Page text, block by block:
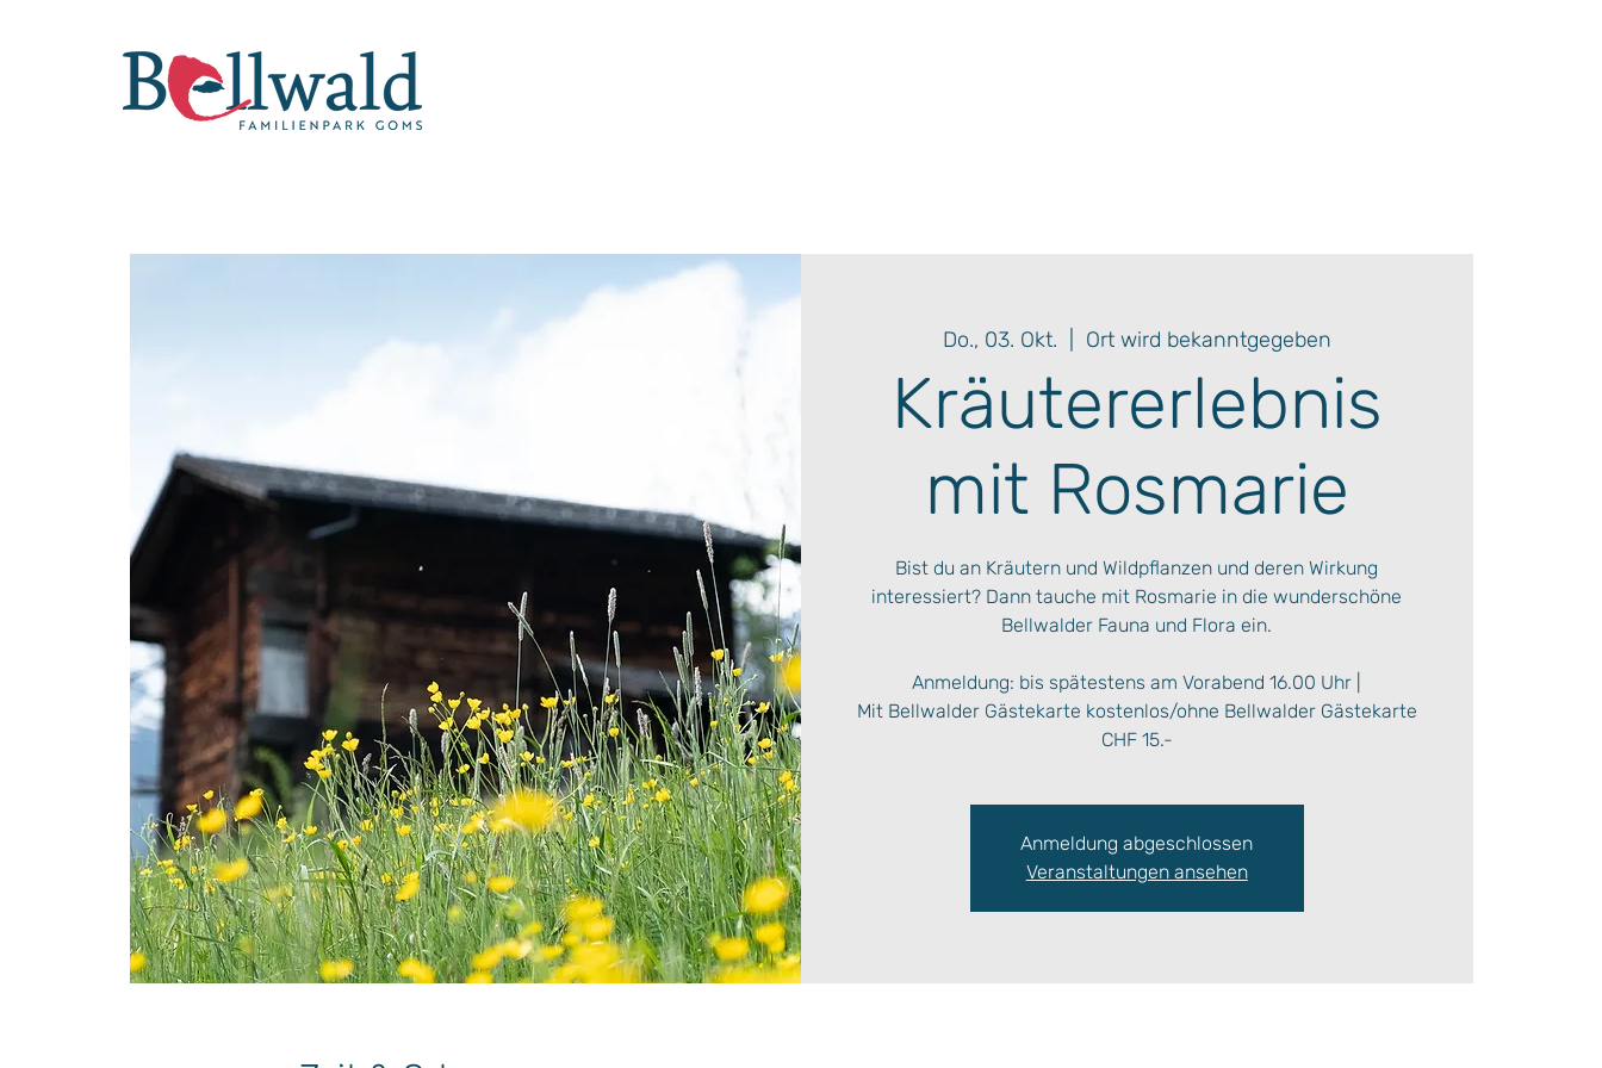
Do., 03. Okt. Ort wird bekanntgegeben
Kräutererlebnis
mit Rosmarie
Bist du an Kräutern und Wildpflanzen und deren Wirkung
interessiert? Dann tauche mit Rosmarie in die wunderschöne
Bellwalder Fauna und Flora ein.
Anmeldung: bis spätestens am Vorabend 16.00 Uhr |
Mit Bellwalder Gästekarte kostenlos/ohne Bellwalder Gästekarte
CHF 15.-
Anmeldung abgeschlossen
Veranstaltungen ansehen